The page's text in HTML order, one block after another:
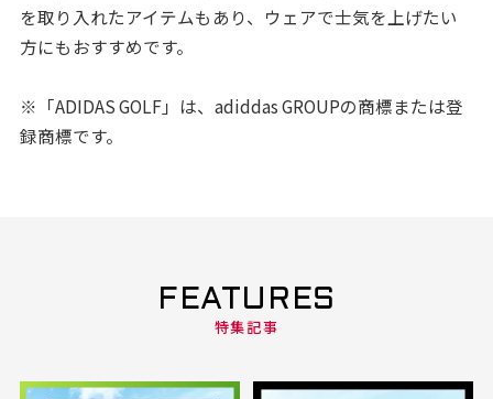
を取り入れたアイテムもあり、ウェアで士気を上げたい
方にもおすすめです。
※「ADIDAS GOLF」は、adiddas GROUPの商標または登
録商標です。
FEATURES
特集記事